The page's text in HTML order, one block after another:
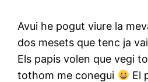
Avui he pogut viure la
dos mesets que tenc ja
Els papis volen que vegi
tothom me conegui
El